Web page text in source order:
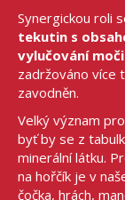
Synergickou roli
tekutin s
vylučování moči
zadržováno více
zavodněn.
Velký význam
byť by se z
minerální látku.
na hořčík je v
čočka, hrách,